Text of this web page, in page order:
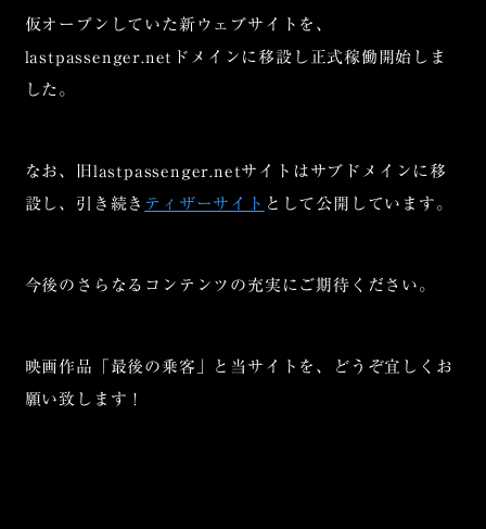
仮オープンしていた新ウェブサイトを、
lastpassenger.netドメインに移設し正式稼働開始しま
した。
なお、旧lastpassenger.netサイトはサブドメインに移
設し、引き続き ティザーサイト として公開しています。
今後のさらなるコンテンツの充実にご期待ください。
映画作品「最後の乗客」と当サイトを、どうぞ宜しくお
願い致します！